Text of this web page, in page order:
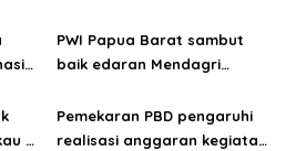
diharmonisasi sepanjang
2025
PWI Papua Barat sambut
baik edaran Mendagri
penyelenggaran pilkada
di
Pemekaran PBD pengaruhi
realisasi anggaran kegiatan